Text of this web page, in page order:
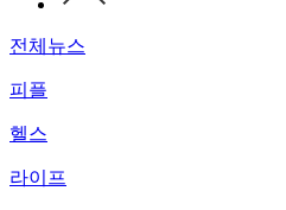
전체뉴스
피플
헬스
라이프